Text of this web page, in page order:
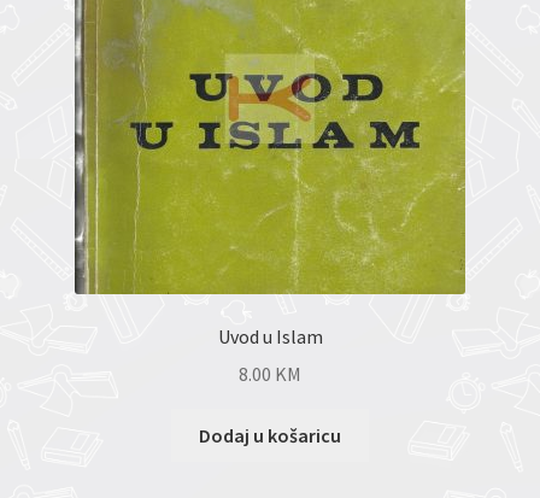
Uvod u Islam
8.00 KM
Dodaj u košaricu